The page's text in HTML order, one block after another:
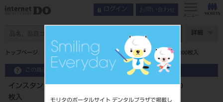
モリタのポータルサイト デンタルプラザで掲載し
ログイン お問い合わせ
メニュー
詳細
トップページ インスタントフィルム（D感度） DIM100 前歯 100枚入
この商品に関するお問い合わせ
インスタントフィルム（D感度） DIM100 前歯 100
枚入